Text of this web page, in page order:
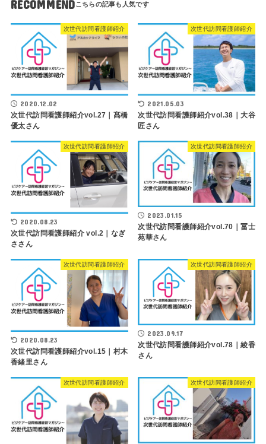
RECOMMEND
次世代訪問看護師紹介
2020.12.02
次世代訪問看護師紹介vol.27｜髙橋
優太さん
次世代訪問看護師紹介
2021.05.03
次世代訪問看護師紹介vol.38｜大谷
匠さん
次世代訪問看護師紹介
2020.08.23
次世代訪問看護師紹介 vol.2｜なぎ
ささん
次世代訪問看護師紹介
2023.01.15
次世代訪問看護師紹介vol.70｜冨士
苑華さん
次世代訪問看護師紹介
2020.08.23
次世代訪問看護師紹介vol.15｜村木
香緒里さん
次世代訪問看護師紹介
2023.09.17
次世代訪問看護師紹介vol.78｜綾香
さん
次世代訪問看護師紹介 次世代訪問看護師紹介